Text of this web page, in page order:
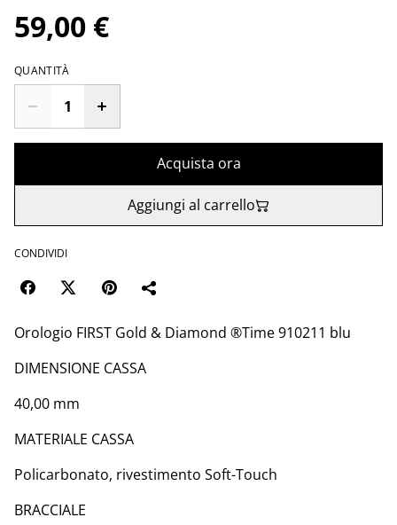
59,00 €
QUANTITÀ
Acquista ora
Aggiungi al carrello
CONDIVIDI
Orologio FIRST Gold & Diamond ®️Time 910211 blu
DIMENSIONE CASSA
40,00 mm
MATERIALE CASSA
Policarbonato, rivestimento Soft-Touch
BRACCIALE